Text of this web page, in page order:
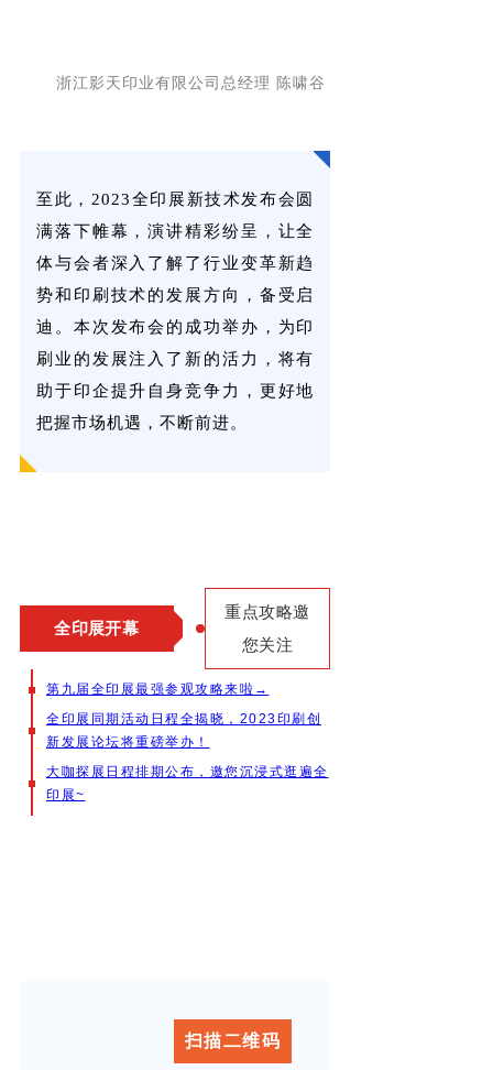
浙江影天印业有限公司总经理 陈啸谷
至此，2023全印展新技术发布会圆
满落下帷幕，演讲精彩纷呈，让全
体与会者深入了解了行业变革新趋
势和印刷技术的发展方向，备受启
迪。本次发布会的成功举办，为印
刷业的发展注入了新的活力，将有
助于印企提升自身竞争力，更好地
把握市场机遇，不断前进。
全印展开幕
重点攻略邀
您关注
第九届全印展最强参观攻略来啦→
全印展同期活动日程全揭晓，2023印刷创
新发展论坛将重磅举办！
大咖探展日程排期公布，邀您沉浸式逛遍全
印展~
扫描二维码